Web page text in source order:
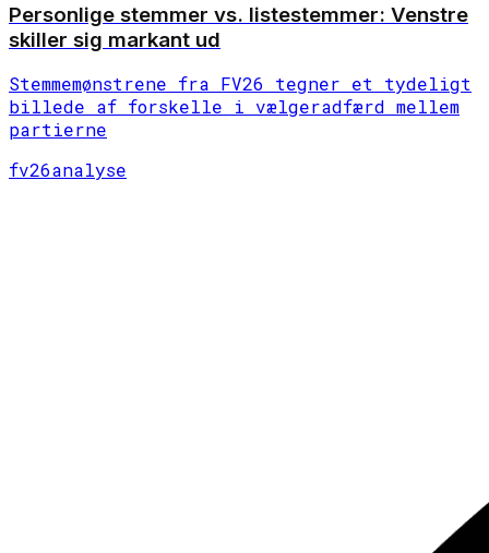
Personlige stemmer vs. listestemmer: Venstre
skiller sig markant ud
Stemmemønstrene fra FV26 tegner et tydeligt
billede af forskelle i vælgeradfærd mellem
partierne
fv26analyse